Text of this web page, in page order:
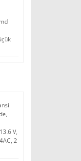
V,
2